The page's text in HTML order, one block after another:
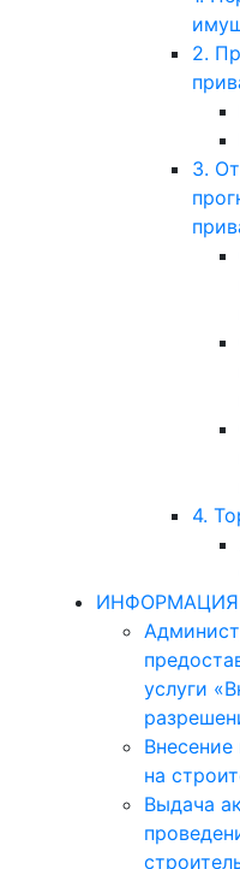
2.
3.
4.
услуги
на
Выдача